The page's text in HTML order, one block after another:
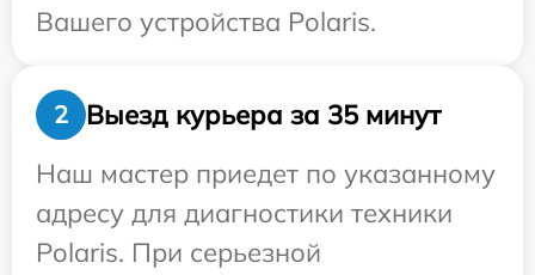
Вашего устройства Polaris.
2
Выезд курьера за 35 минут
Наш мастер приедет по указанному
адресу для диагностики техники
Polaris. При серьезной